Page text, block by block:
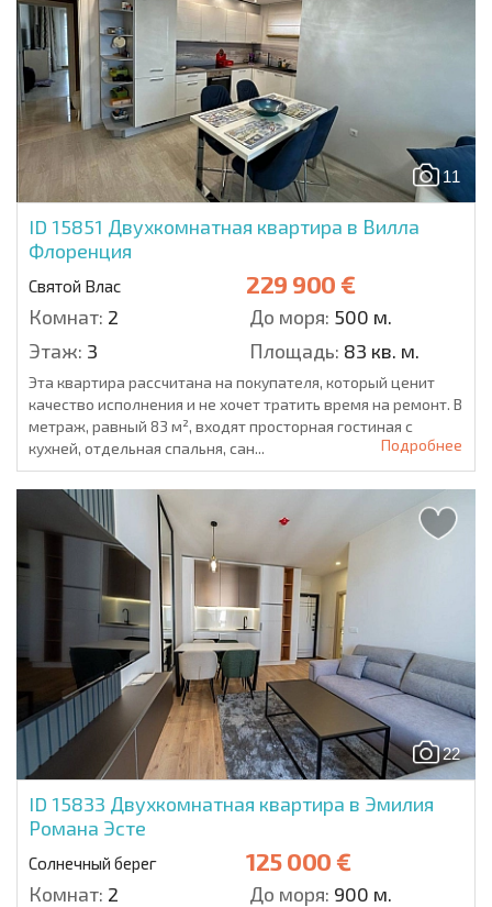
11
ID 15851 Двухкомнатная квартира в Вилла
Флоренция
Святой Влас 229 900 €
Комнат: 2 До моря: 500 м.
Этаж: 3 Площадь: 83 кв. м.
Эта квартира рассчитана на покупателя, который ценит
качество исполнения и не хочет тратить время на ремонт. В
метраж, равный 83 м², входят просторная гостиная с
кухней, отдельная спальня, сан...
Подробнее
22
ID 15833 Двухкомнатная квартира в Эмилия
Романа Эсте
Солнечный берег 125 000 €
Комнат: 2 До моря: 900 м.